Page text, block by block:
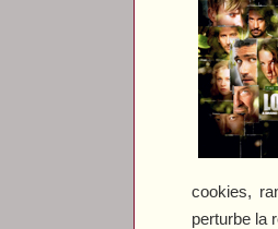
cookies,
perturbe la